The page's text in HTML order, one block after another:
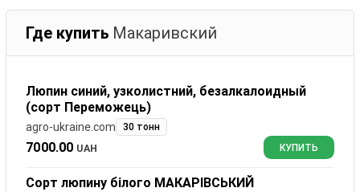
Где купить Макаривский
Люпин синий, узколистний, безалкалоидный
(сорт Переможець)
agro-ukraine.com 30 тонн
7000.00 UAH КУПИТЬ
Сорт люпину білого МАКАРІВСЬКИЙ